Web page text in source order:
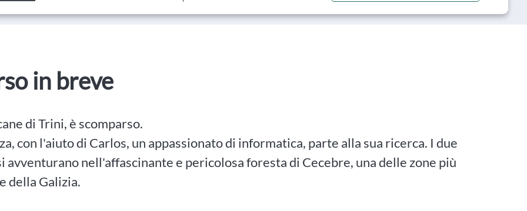
in breve
di Trini, è scomparso.
con l'aiuto di Carlos, un appassionato di informatica, parte alla sua ricerca. I due
avventurano nell'affascinante e pericolosa foresta di Cecebre, una delle zone più
della Galizia.